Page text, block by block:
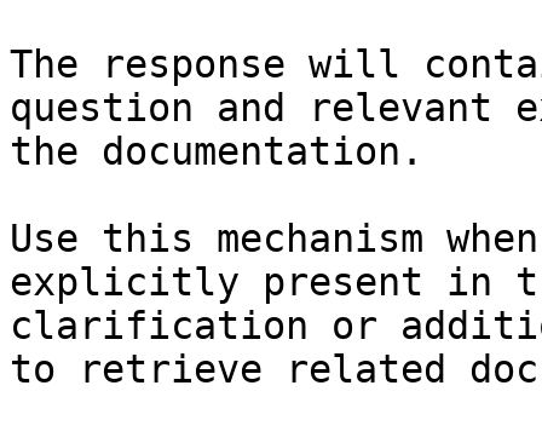
The response will
question and relevant
the documentation.
Use this mechanism
explicitly present in
clarification or